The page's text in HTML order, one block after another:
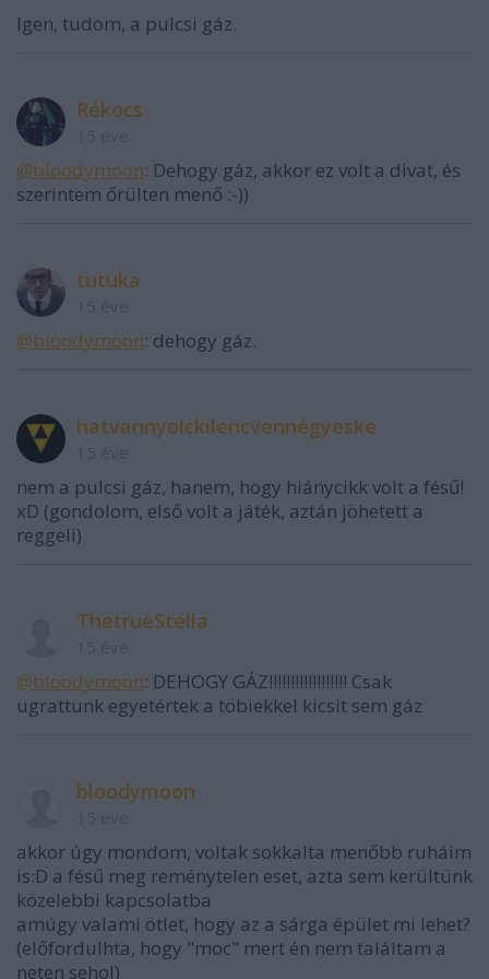
Igen, tudom, a pulcsi gáz.
Rékocs
@bloodymoon: Dehogy gáz, akkor ez volt a divat, és
szerintem őrülten menő :-))
tutuka
@bloodymoon: dehogy gáz.
hatvannyolckilencvennégyeske
nem a pulcsi gáz, hanem, hogy hiánycikk volt a fésű!
xD (gondolom, első volt a játék, aztán jöhetett a
reggeli)
ThetrueStella
@bloodymoon: DEHOGY GÁZ!!!!!!!!!!!!!!!!!! Csak
ugrattunk egyetértek a töbiekkel kicsit sem gáz
bloodymoon
akkor úgy mondom, voltak sokkalta menőbb ruháim
is:D a fésű meg reménytelen eset, azta sem kerültünk
közelebbi kapcsolatba
amúgy valami ötlet, hogy az a sárga épület mi lehet?
(előfordulhta, hogy "moc" mert én nem találtam a
neten sehol)